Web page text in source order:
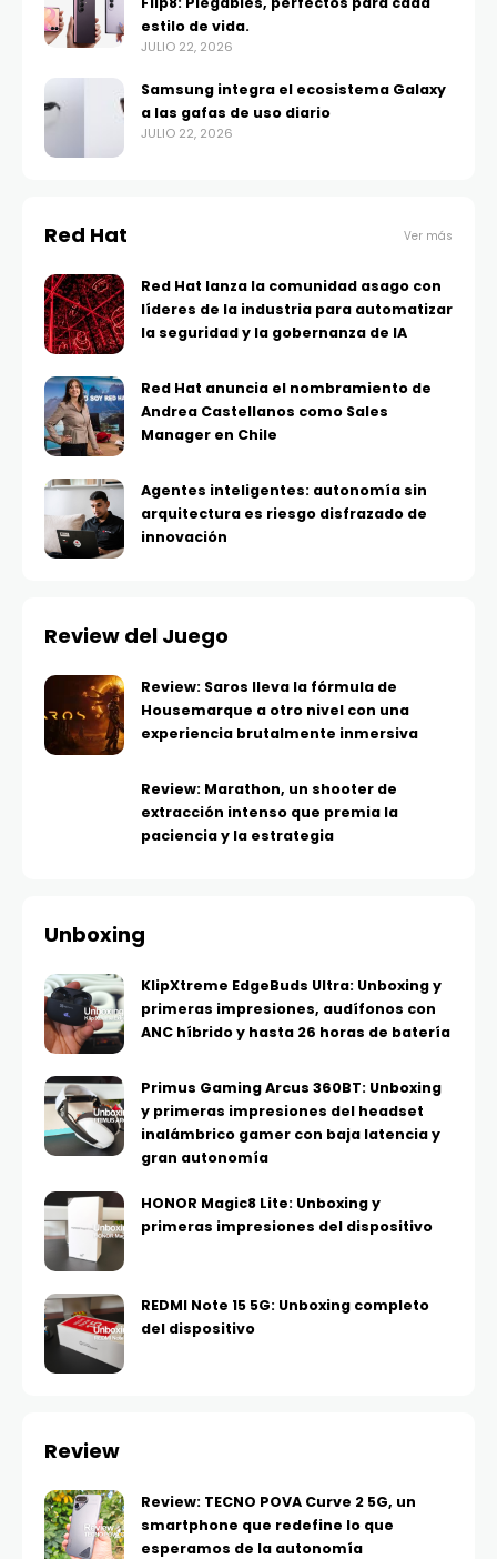
estilo de vida.
JULIO 22, 2026
Samsung integra el ecosistema Galaxy
a las gafas de uso diario
JULIO 22, 2026
Red Hat Ver más
Red Hat lanza la comunidad asago con
líderes de la industria para automatizar
la seguridad y la gobernanza de IA
Red Hat anuncia el nombramiento de
Andrea Castellanos como Sales
Manager en Chile
Agentes inteligentes: autonomía sin
arquitectura es riesgo disfrazado de
innovación
Review del Juego
Review: Saros lleva la fórmula de
Housemarque a otro nivel con una
experiencia brutalmente inmersiva
Review: Marathon, un shooter de
extracción intenso que premia la
paciencia y la estrategia
Unboxing
KlipXtreme EdgeBuds Ultra: Unboxing y
primeras impresiones, audífonos con
ANC híbrido y hasta 26 horas de batería
Primus Gaming Arcus 360BT: Unboxing
y primeras impresiones del headset
inalámbrico gamer con baja latencia y
gran autonomía
HONOR Magic8 Lite: Unboxing y
primeras impresiones del dispositivo
REDMI Note 15 5G: Unboxing completo
del dispositivo
Review
Review: TECNO POVA Curve 2 5G, un
smartphone que redefine lo que
esperamos de la autonomía